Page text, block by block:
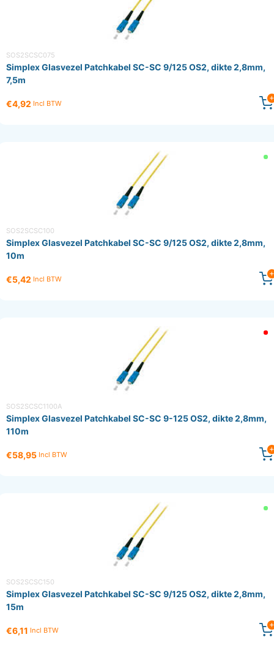
SOS2SCSC075
Simplex Glasvezel Patchkabel SC-SC 9/125 OS2, dikte 2,8mm,
7,5m
€4,92 Incl BTW
SOS2SCSC100
Simplex Glasvezel Patchkabel SC-SC 9/125 OS2, dikte 2,8mm,
10m
€5,42 Incl BTW
SOS2SCSC1100A
Simplex Glasvezel Patchkabel SC-SC 9-125 OS2, dikte 2,8mm,
110m
€58,95 Incl BTW
SOS2SCSC150
Simplex Glasvezel Patchkabel SC-SC 9/125 OS2, dikte 2,8mm,
15m
€6,11 Incl BTW